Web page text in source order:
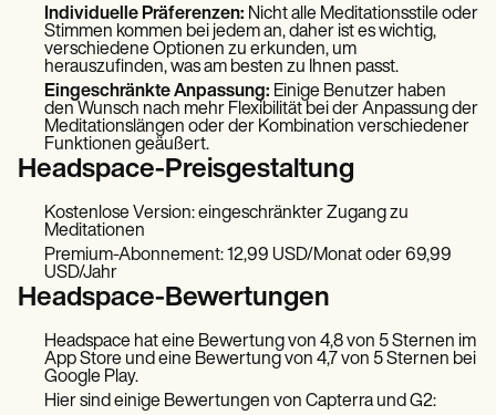
Individuelle Präferenzen: Nicht alle Meditationsstile oder
Stimmen kommen bei jedem an, daher ist es wichtig,
verschiedene Optionen zu erkunden, um
herauszufinden, was am besten zu Ihnen passt.
Eingeschränkte Anpassung: Einige Benutzer haben
den Wunsch nach mehr Flexibilität bei der Anpassung der
Meditationslängen oder der Kombination verschiedener
Funktionen geäußert.
Headspace-Preisgestaltung
Kostenlose Version: eingeschränkter Zugang zu
Meditationen
Premium-Abonnement: 12,99 USD/Monat oder 69,99
USD/Jahr
Headspace-Bewertungen
Headspace hat eine Bewertung von 4,8 von 5 Sternen im
App Store und eine Bewertung von 4,7 von 5 Sternen bei
Google Play.
Hier sind einige Bewertungen von Capterra und G2: